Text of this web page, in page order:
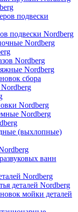
подвески
подвески Nordberg
Nordberg
Nordberg
Nordberg
сбора
Nordberg
Nordberg
(выхлопные)
ванн
Nordberg
деталей Nordberg
мойки деталей